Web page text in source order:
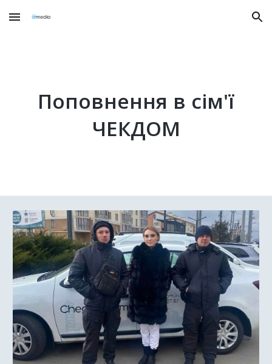
Skip to main content Skip to navigation
Поповнення в сім'ї
ЧЕКДОМ